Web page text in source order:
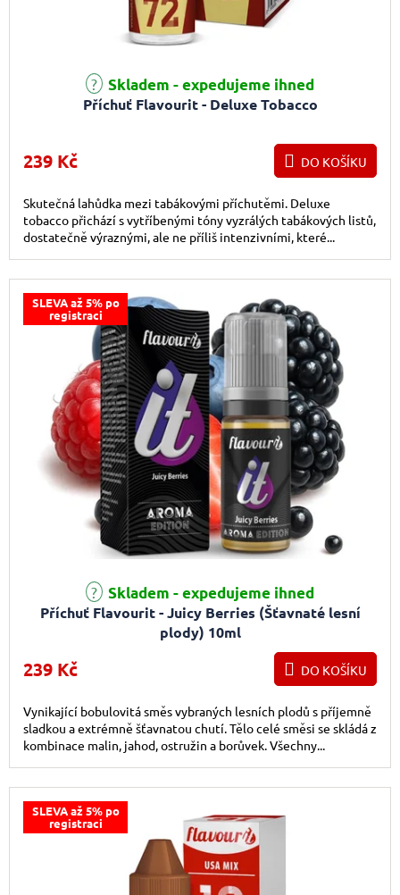
Příchuť Flavourit - Deluxe Tobacco
Skladem - expedujeme ihned
239 Kč DO KOŠÍKU
Skutečná lahůdka mezi tabákovými příchutěmi. Deluxe
tobacco přichází s vytříbenými tóny vyzrálých tabákových listů,
dostatečně výraznými, ale ne příliš intenzivními, které...
SLEVA až 5% po
registraci
Příchuť Flavourit - Juicy Berries (Šťavnaté lesní
plody) 10ml
Skladem - expedujeme ihned
239 Kč DO KOŠÍKU
Vynikající bobulovitá směs vybraných lesních plodů s příjemně
sladkou a extrémně šťavnatou chutí. Tělo celé směsi se skládá z
kombinace malin, jahod, ostružin a borůvek. Všechny...
SLEVA až 5% po
registraci